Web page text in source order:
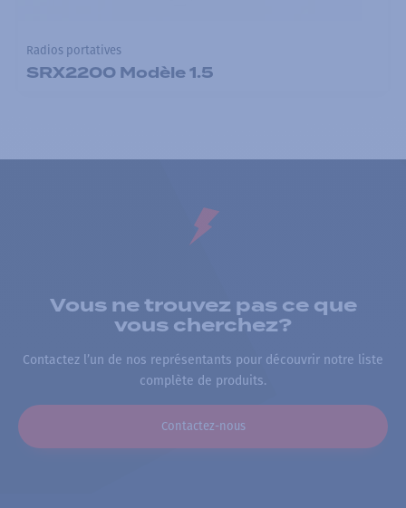
Radios portatives
SRX2200 Modèle 1.5
Vous ne trouvez pas ce que
vous cherchez?
Contactez l’un de nos représentants pour découvrir notre liste
complète de produits.
Contactez-nous